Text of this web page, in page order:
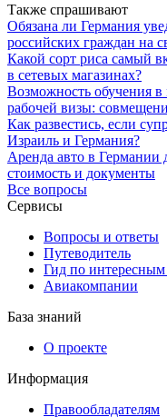
Также спрашивают
Обязана ли Германия
российских граждан на
Какой сорт риса самый
в сетевых магазинах?
Возможность обучения
рабочей визы:
Как развестись, если
Израиль и Германия?
Аренда авто в
стоимость и документы
Все вопросы
Сервисы
Вопросы и ответы
Путеводитель
Гид по
Авиакомпании
База знаний
О проекте
Информация
Правообладателям